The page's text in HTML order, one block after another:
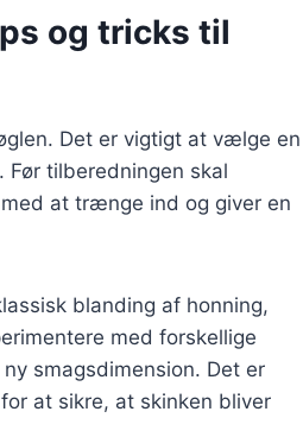
og tricks til
Det er vigtigt at vælge en
tilberedningen skal
at trænge ind og giver en
blanding af honning,
med forskellige
smagsdimension. Det er
at sikre, at skinken bliver